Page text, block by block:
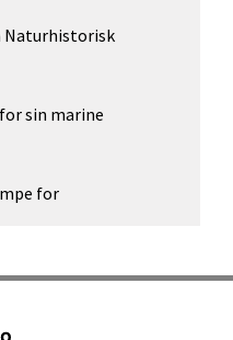
Naturhistorisk
sin marine
for